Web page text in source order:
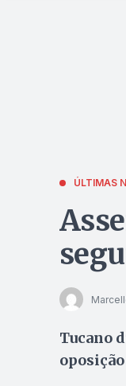
ÚLTIMAS
Tucano